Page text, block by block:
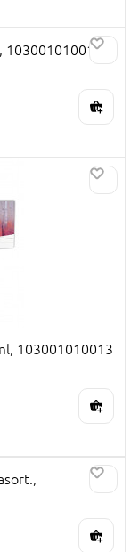
103001010011
103001010013